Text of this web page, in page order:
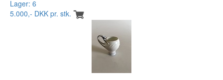
Lager: 6
5.000,- DKK pr. stk.